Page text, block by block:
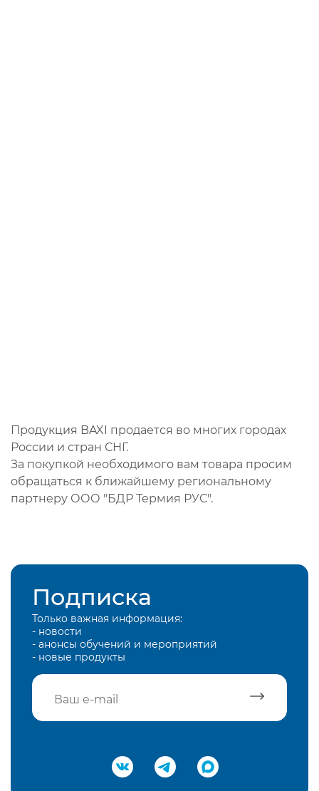
Продукция BAXI продается во многих городах
России и стран СНГ.
За покупкой необходимого вам товара просим
обращаться к ближайшему региональному
партнеру ООО "БДР Термия РУС".
Подписка
Только важная информация:
- новости
- анонсы обучений и мероприятий
- новые продукты